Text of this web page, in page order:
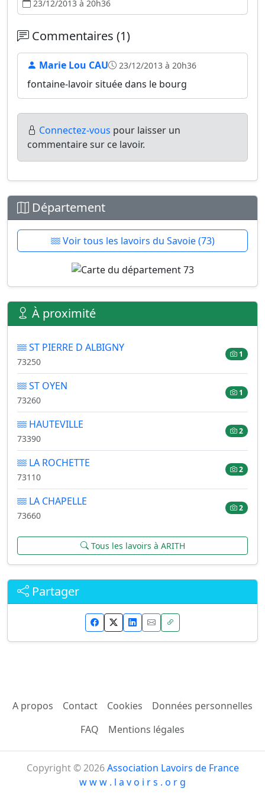
23/12/2013 à 20h36
Commentaires (1)
Marie Lou CAU 23/12/2013 à 20h36
fontaine-lavoir située dans le bourg
Connectez-vous pour laisser un
commentaire sur ce lavoir.
Département
Voir tous les lavoirs du Savoie (73)
À proximité
ST PIERRE D ALBIGNY
73250
1
ST OYEN
73260
1
HAUTEVILLE
73390
2
LA ROCHETTE
73110
2
LA CHAPELLE
73660
2
Tous les lavoirs à ARITH
Partager
A propos Contact Cookies
Données personnelles
FAQ
Mentions légales
Copyright © 2026Association Lavoirs de France
w w w . l a v o i r s . o r g